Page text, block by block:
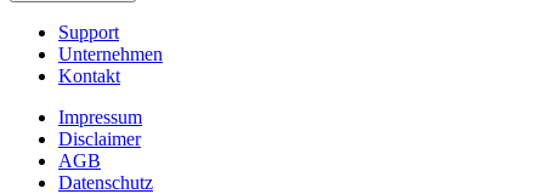
Support
Unternehmen
Kontakt
Impressum
Disclaimer
AGB
Datenschutz